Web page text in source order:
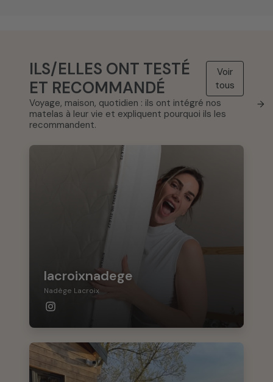
ILS/ELLES ONT TESTÉ
ET RECOMMANDÉ
Voir
tous
→
Voyage, maison, quotidien : ils ont intégré nos
matelas à leur vie et expliquent pourquoi ils les
recommandent.
lacroixnadege
Nadège Lacroix